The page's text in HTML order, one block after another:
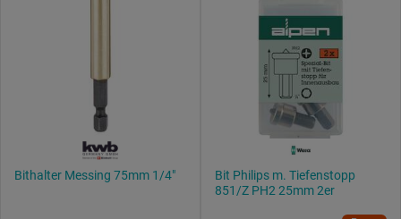
Bithalter Messing 75mm 1/4"
Bit Philips m. Tiefenstopp
851/Z PH2 25mm 2er